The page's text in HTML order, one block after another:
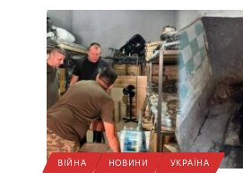
ВІЙНА НОВИНИ УКРАЇНА